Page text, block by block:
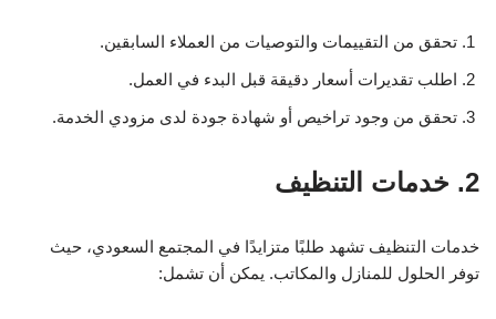
تحقق من التقييمات والتوصيات من العملاء السابقين.
اطلب تقديرات أسعار دقيقة قبل البدء في العمل.
تحقق من وجود تراخيص أو شهادة جودة لدى مزودي الخدمة.
2. خدمات التنظيف
خدمات التنظيف تشهد طلبًا متزايدًا في المجتمع السعودي، حيث
توفر الحلول للمنازل والمكاتب. يمكن أن تشمل: